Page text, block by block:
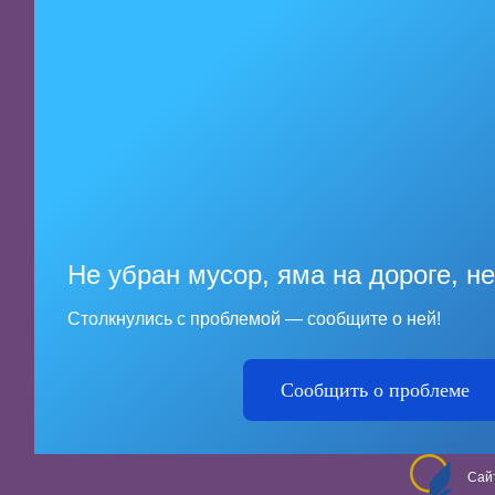
Не убран мусор, яма на дороге,
Столкнулись с проблемой — сообщите о ней!
Сообщить о проблеме